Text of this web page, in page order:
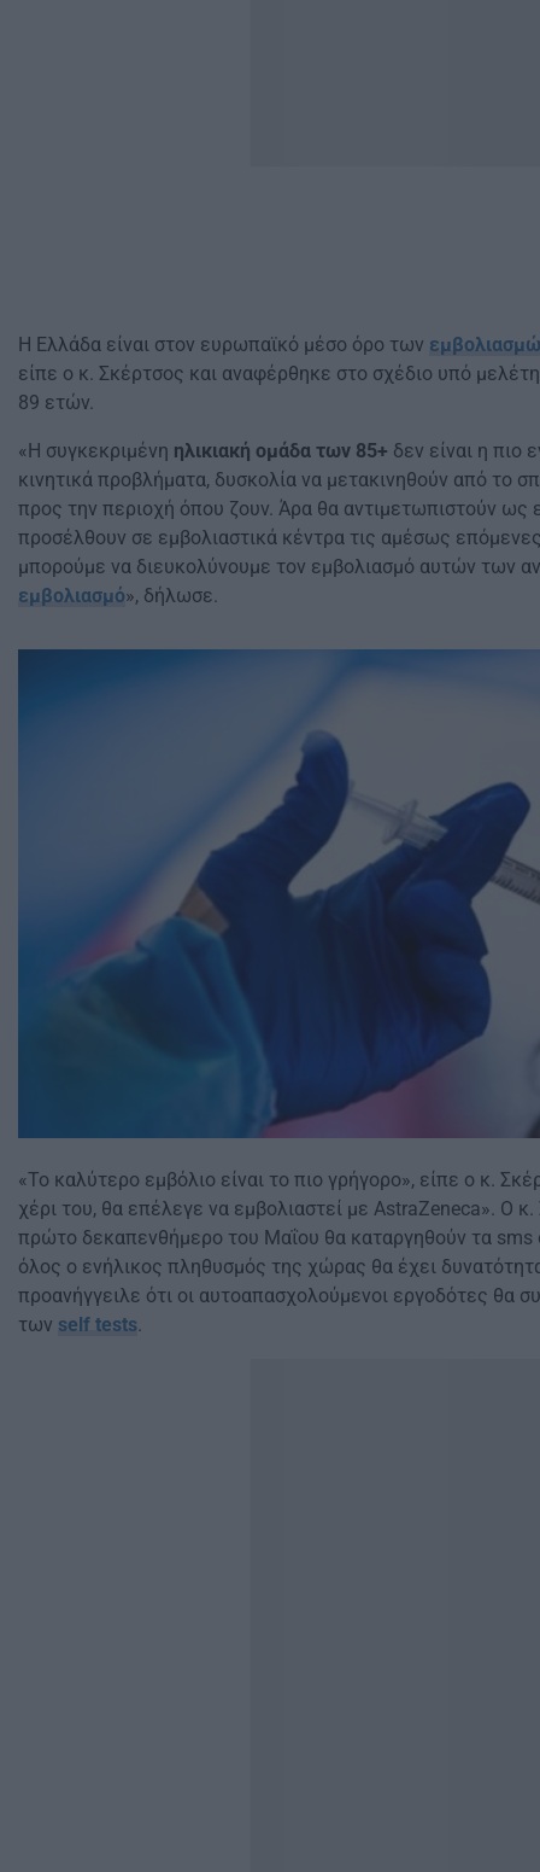
Η Ελλάδα είναι στον ευρωπαϊκό μέσο όρο των
είπε ο κ. Σκέρτσος και αναφέρθηκε στο σχέδιο υπό μελέτη
89 ετών.
«Η συγκεκριμένη ηλικιακή ομάδα των 85+ δεν είναι η πιο
κινητικά προβλήματα, δυσκολία να μετακινηθούν από το
προς την περιοχή όπου ζουν. Άρα θα αντιμετωπιστούν ως
προσέλθουν σε εμβολιαστικά κέντρα τις αμέσως
μπορούμε να διευκολύνουμε τον εμβολιασμό αυτών των
εμβολιασμό», δήλωσε.
«Το καλύτερο εμβόλιο είναι το πιο γρήγορο», είπε ο κ.
χέρι του, θα επέλεγε να εμβολιαστεί με AstraZeneca». Ο
πρώτο δεκαπενθήμερο του Μαΐου θα καταργηθούν τα
όλος ο ενήλικος πληθυσμός της χώρας θα έχει
προανήγγειλε ότι οι αυτοαπασχολούμενοι εργοδότες θα
των self tests.